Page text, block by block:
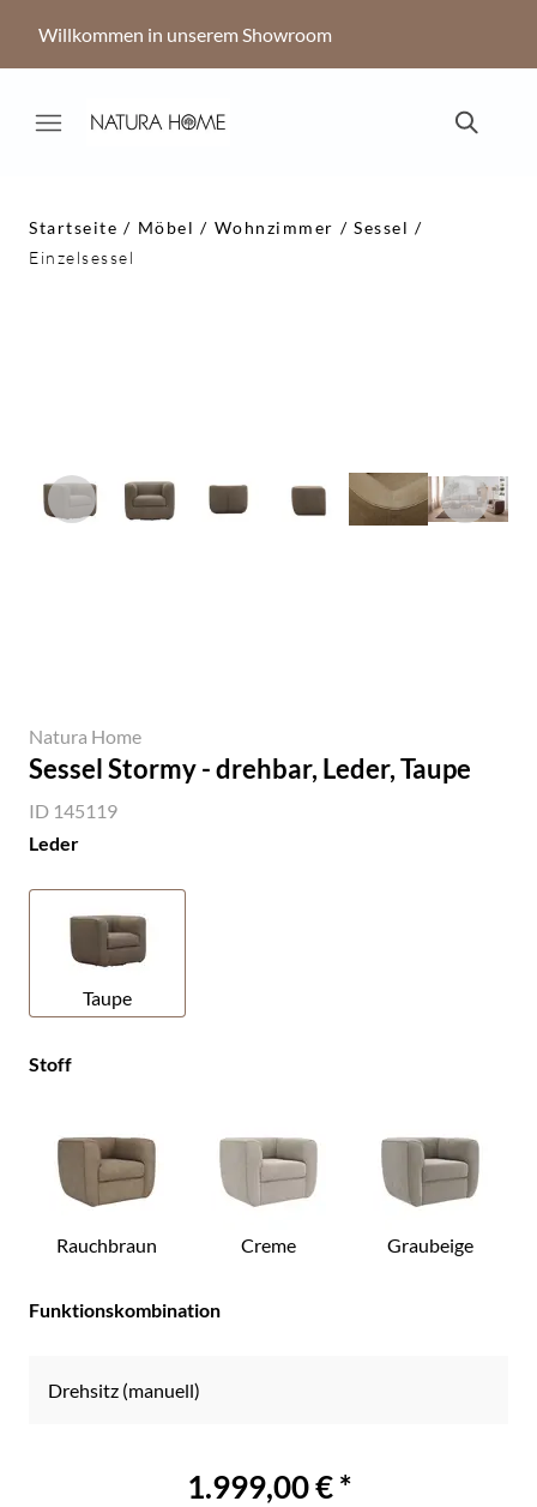
Willkommen in unserem Showroom
Startseite Möbel Wohnzimmer
Sessel
Einzelsessel
Natura Home
Sessel Stormy - drehbar, Leder, Taupe
ID 145119
Leder
Taupe
Stoff
Rauchbraun Creme Graubeige
Funktionskombination
Drehsitz (manuell)
1.999,00 € *